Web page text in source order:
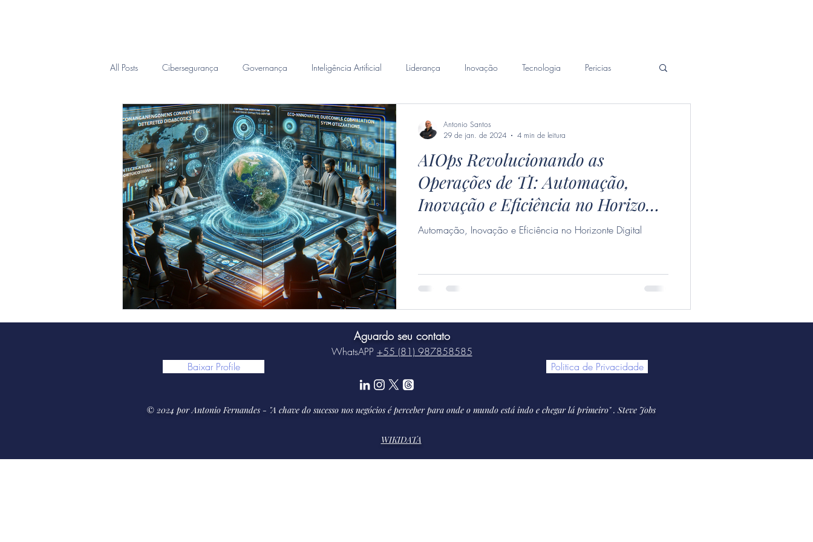
All Posts Cibersegurança Governança Inteligência Artificial Liderança Inovação Tecnologia Pericias
Inteligência Forense
AIOps Revolucionando as
Operações de TI: Automação,
Inovação e Eficiência no Horizonte
Digital
Automação, Inovação e Eficiência no Horizonte Digital
Antonio Santos
29 de jan. de 2024
4 min de leitura
Baixar Profile
Aguardo seu contato
WhatsAPP +55 (81) 987858585
© 2024 por Antonio Fernandes - "A chave do sucesso nos negócios é perceber para onde o mundo está indo e chegar lá primeiro" . Steve Jobs
WIKIDATA
Politica de Privacidade